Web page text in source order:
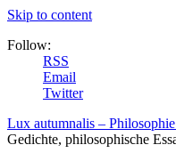
Skip to content
Follow:
RSS
Email
Twitter
Lux autumnalis –
Gedichte, philosophische